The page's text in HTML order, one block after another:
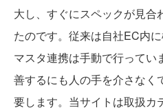
大し、すぐにスペックが見合
たのです。従来は自社EC内
マスタ連携は手動で行ってい
善するにも人の手を介さなく
要します。当サイトは取扱カ